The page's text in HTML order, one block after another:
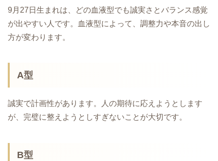
9月27日生まれは、どの血液型でも誠実さとバランス感覚
が出やすい人です。血液型によって、調整力や本音の出し
方が変わります。
A型
誠実で計画性があります。人の期待に応えようとします
が、完璧に整えようとしすぎないことが大切です。
B型